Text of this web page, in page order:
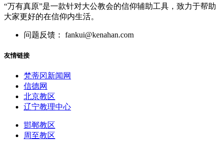
“万有真原”是一款针对大公教会的信仰辅助工具，致力于帮助
大家更好的在信仰内生活。
问题反馈： fankui@kenahan.com
友情链接
梵蒂冈新闻网
信德网
北京教区
辽宁教理中心
邯郸教区
周至教区